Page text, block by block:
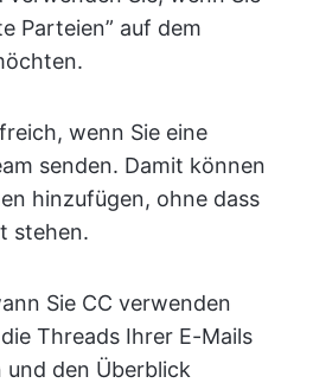
Parteien” auf dem
wenn Sie eine
senden. Damit können
hinzufügen, ohne dass
stehen.
Sie CC verwenden
Threads Ihrer E-Mails
und den Überblick